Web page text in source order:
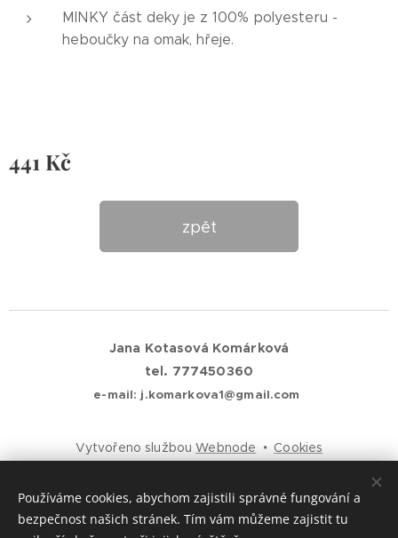
MINKY část deky je z 100% polyesteru -
heboučky na omak, hřeje.
441 Kč
zpět
Jana Kotasová Komárková
tel. 777450360
e-mail: j.komarkova1@gmail.com
Vytvořeno službouWebnode Cookies
Čeština
English
Používáme cookies, abychom zajistili správné fungování a
bezpečnost našich stránek. Tím vám můžeme zajistit tu